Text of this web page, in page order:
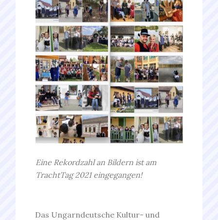
Eine Rekordzahl an Bildern ist am
TrachtTag 2021 eingegangen!
Das Ungarndeutsche Kultur- und